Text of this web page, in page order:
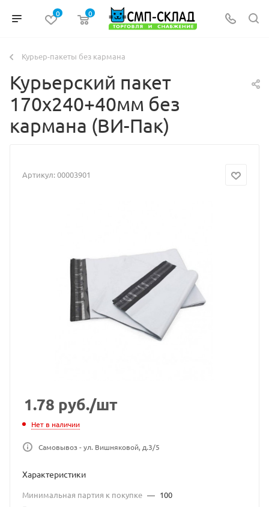
0 0
Курьер-пакеты без кармана
Курьерский пакет
170х240+40мм без
кармана (ВИ-Пак)
Артикул:00003901
1.78 руб./шт
Нет в наличии
Самовывоз - ул. Вишняковой, д.3/5
Характеристики
Минимальная партия к покупке — 100